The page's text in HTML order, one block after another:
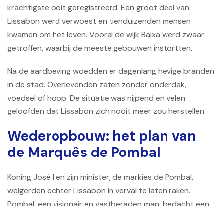
krachtigste ooit geregistreerd. Een groot deel van
Lissabon werd verwoest en tienduizenden mensen
kwamen om het leven. Vooral de wijk Baixa werd zwaar
getroffen, waarbij de meeste gebouwen instortten.
Na de aardbeving woedden er dagenlang hevige branden
in de stad. Overlevenden zaten zonder onderdak,
voedsel of hoop. De situatie was nijpend en velen
geloofden dat Lissabon zich nooit meer zou herstellen.
Wederopbouw: het plan van
de Marquês de Pombal
Koning José I en zijn minister, de markies de Pombal,
weigerden echter Lissabon in verval te laten raken.
Pombal, een visionair en vastberaden man, bedacht een